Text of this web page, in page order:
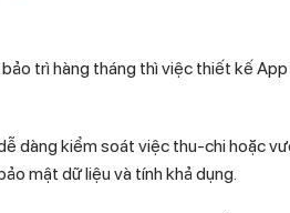
trì hàng tháng thì việc thiết kế App
dàng kiểm soát việc thu-chi hoặc
mật dữ liệu và tính khả dụng.